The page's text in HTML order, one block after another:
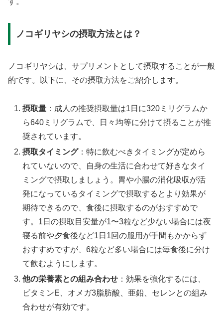
ノコギリヤシの摂取方法とは？
ノコギリヤシは、サプリメントとして摂取することが一般
的です。以下に、その摂取方法をご紹介します。
摂取量 ：成人の推奨摂取量は1日に320ミリグラムか
ら640ミリグラムで、日々均等に分けて摂ることが推
奨されています。
摂取タイミング：特に飲むべきタイミングが定めら
れていないので、自身の生活に合わせて好きなタイ
ミングで摂取しましょう。胃や小腸の消化吸収が活
発になっているタイミングで摂取するとより効果が
期待できるので、食後に摂取するのがおすすめで
す。1日の摂取目安量が1〜3粒など少ない場合には夜
寝る前や夕食後など1日1回の服用が手間もかからず
おすすめですが、6粒など多い場合には毎食後に分け
て飲むようにします。
他の栄養素との組み合わせ ：効果を強化するには、
ビタミンE、オメガ3脂肪酸、亜鉛、セレンとの組み
合わせが有効です。